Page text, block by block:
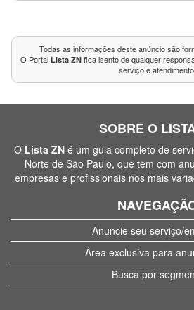
Todas as informações deste anúncio são
O Portal Lista ZN fica isento de qualquer
serviço e
SOBRE O
O Lista ZNé um guia completo de
Norte de São Paulo, que tem com
empresas e profissionais nos mais
Anuncie seu serviço/
Área exclusiva para
Busca por